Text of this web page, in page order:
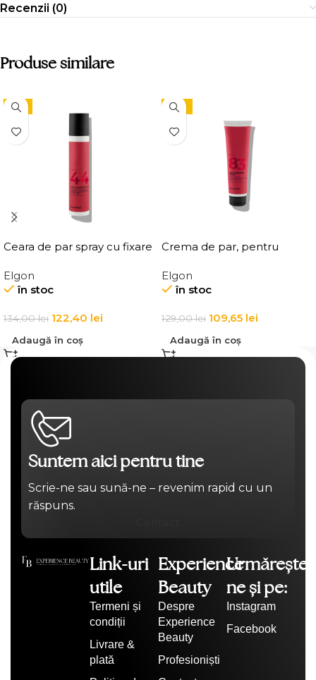
Recenzii (0)
Produse similare
-9%
Ceara de par spray cu fixare
Hold Spray Wax
Elgon
în stoc
134,00lei 122,40 lei
Adaugă în coș
-15%
Crema de par, pentru
Affixx 83 Curl Creator
Cream
Elgon
în stoc
129,00lei 109,65 lei
Adaugă în coș
Suntem aici pentru tine
Scrie-ne sau sună-ne – revenim rapid cu un
răspuns.
Link-uri
utile
Termeni și
condiții
Livrare &
plată
Experience
Beauty
Despre
Experience
Beauty
Profesioniști
Urmărește-
ne și pe:
Instagram
Facebook